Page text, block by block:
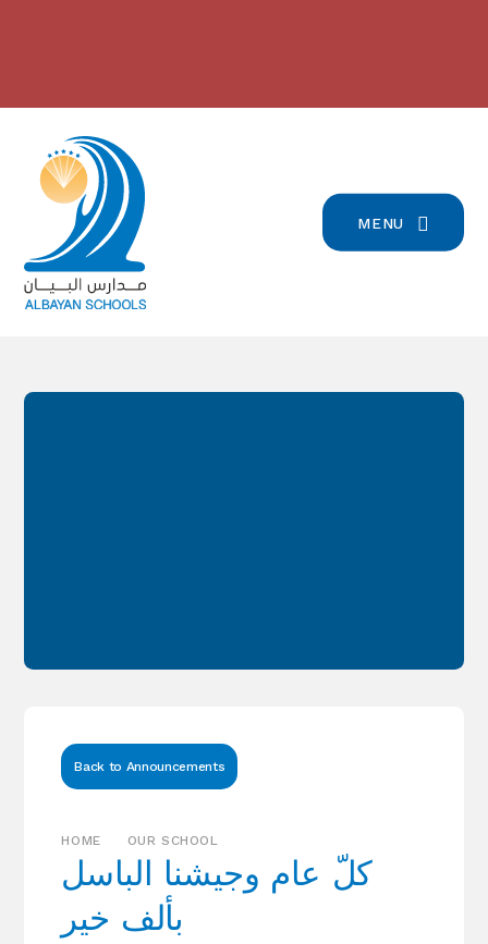
بيان تسجيل التلامذة القدامى والجدد
click here for more info
MENU
Back to Announcements
HOME OUR SCHOOL
كلّ عام وجيشنا الباسل
بألف خير